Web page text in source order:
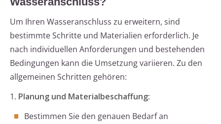
Um Ihren Wasseranschluss zu erweitern, sind
bestimmte Schritte und Materialien erforderlich. Je
nach individuellen Anforderungen und bestehenden
Bedingungen kann die Umsetzung variieren. Zu den
allgemeinen Schritten gehören:
1. Planung und Materialbeschaffung:
Bestimmen Sie den genauen Bedarf an